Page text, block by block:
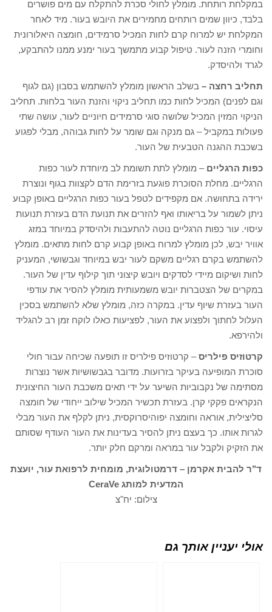
במקלחת רותחת. מומלץ לחולי סכרת להתקלח עם מים פושרים
בלבד, כיוון שמים רותחים מחמירים את היובש בעור. מיד לאחר
המקלחת יש למרוח קרם לחות המכיל סרמידים, חומצה היאלורונית
וחומרי הזנה לעור. טיפול קבוע מתמשך בעור ימנע ממנו להתבקע,
לגרד ולהיסדק.
תחליב רחצה – בשלב הראשון מומלץ להשתמש בסבון (גם לגוף
וגם לפנים) המכיל לחות כמו תחליב ניקוי והזנת העור בלחות. תחליב
הניקוי המזין המכיל שלושה סוגי סרמידים חיוניים לעור, עושה שתי
פעולות במקביל – גם מנקה וגם שומר על לחות גבוהה, מבלי לפגוע
בשכבת ההגנה הטבעית של העור.
כפות הרגליים – מומלץ לתת תשומת לב מיוחדת לעור כפות
הרגליים. מחלת הסוכרת פוגעת בזרימת הדם לקצוות בגוף ונוצרת
ירידה בתחושה. אם מקפידים לטפל בעור כפות הרגליים באופן קבוע
ניתן לשמור על בריאותו ואף להזרים את תנועת הדם בעזרת תנועות
עיסוי. עור כפות הרגליים נוטה להתעבות ולהיסדק במיוחד במזג
אוויר יבש, לכן מומלץ למרוח באופן קבוע קרם לחות מתאים. מומלץ
להשתמש בקרם רגליים משקם לעור יבש במיוחד וגבשושי, המעניק
לחות ושיקום מיידי לסדקים ויובש קיצוני תוך קילוף עדין של העור.
במקרים של הצטברות יובש משמעותית מומלץ להסיר את עודפי
העור בעזרת שיוף עדין. במקרה כזה, מומלץ שלא להשתמש בסכין
העלול לחתוך ולפצוע את העור, לפציעות כאלו לוקח זמן רב להגליד
ולהירפא.
קרטוזיס פילריס– קרטוזיס פילריס זו תופעה שכיחה עבור חולי
סוכרת המופיעה בעיקר בזרועות. מדובר בגבשושיות אשר נוצרות
מסתימה של נקבוביות השיער על ידי תאים משכבת העור החיצונית
הנקראים פקקי קרן. בעזרת תכשיר המכיל שילוב ייחודי של חומצה
סליצילית, אוראה וחומצה יפוהיסרוקסית, ניתן לקלף את העור מבלי
לגרות אותו. כך בעצם ניתן להסיר בעדינות את העור העודף שסותם
את הזקיק ולקבל עור במראה ומרקם חלק יותר.
ד"ר להבית אקרמן – דרמטולוגית, מומחית לרפואת עור, יועצת
המדעית למותג CeraVe
צילום: יח"צ
אולי יעניין אותך גם